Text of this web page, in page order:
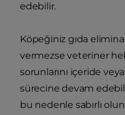
edebilir.
Köpeğiniz gıda
vermezse veteriner
sorunlarını içeride
sürecine devam
bu nedenle sabırlı